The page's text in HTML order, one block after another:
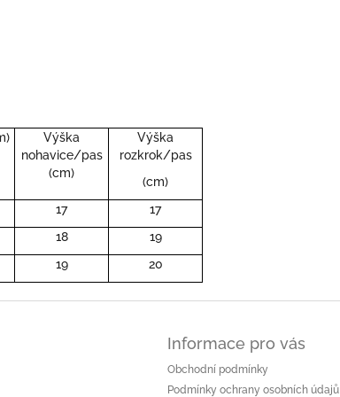
Výška
nohavice/pas
(cm)
Výška
rozkrok/pas
(cm)
17
17
18
19
19 20
Informace pro vás
Obchodní podmínky
Podmínky ochrany osobních údajů